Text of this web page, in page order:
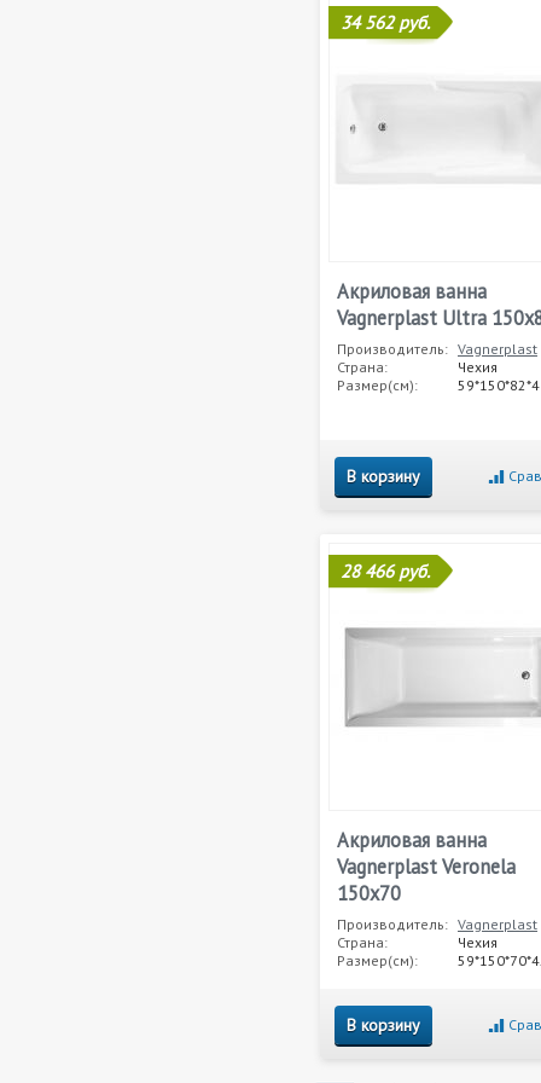
34 562 руб.
Акриловая ванна
Vagnerplast Ultra
Производитель: Vagnerplast
Страна:
Чехия
Размер(см):
В корзину
28 466 руб.
Акриловая ванна
Vagnerplast Veronela
150x70
Производитель: Vagnerplast
Страна:
Чехия
Размер(см):
В корзину